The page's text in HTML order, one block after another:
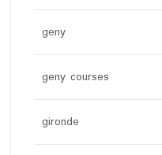
geny
geny courses
gironde